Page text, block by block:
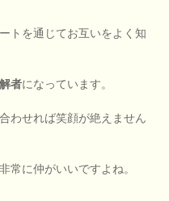
トを通じてお互いをよく知
者になっています。
わせれば笑顔が絶えません
常に仲がいいですよね。